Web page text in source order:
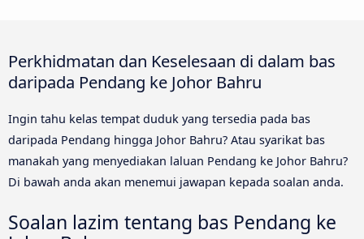
Perkhidmatan dan Keselesaan di dalam bas
daripada Pendang ke Johor Bahru
Ingin tahu kelas tempat duduk yang tersedia pada bas
daripada Pendang hingga Johor Bahru? Atau syarikat bas
manakah yang menyediakan laluan Pendang ke Johor Bahru?
Di bawah anda akan menemui jawapan kepada soalan anda.
Soalan lazim tentang bas Pendang ke